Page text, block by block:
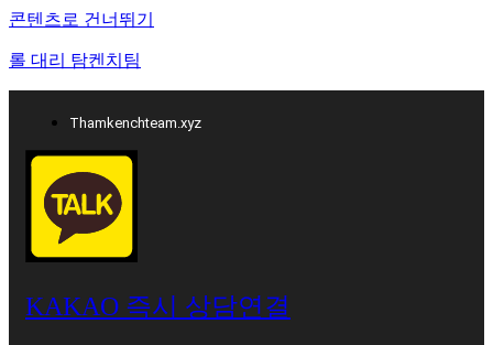
콘텐츠로 건너뛰기
롤 대리 탐켄치팀
Thamkenchteam.xyz
KAKAO 즉시 상담연결